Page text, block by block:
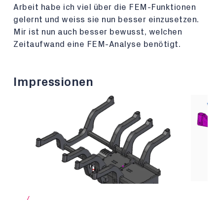
Arbeit habe ich viel über die FEM-Funktionen
gelernt und weiss sie nun besser einzusetzen.
Mir ist nun auch besser bewusst, welchen
Zeitaufwand eine FEM-Analyse benötigt.
Impressionen
/